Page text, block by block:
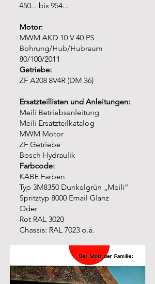
450... bis 954...
Motor:
MWM AKD 10 V 40 PS
Bohrung/Hub/Hubraum
80/100/2011
Getriebe:
ZF A208 8V4R (DM 36)
Ersatzteillisten und Anleitungen:
Meili Betriebsanleitung
Meili Ersatzteilkatalog
MWM Motor
ZF Getriebe
Bosch Hydraulik
Farbcode:
KABE Farben
Typ 3M8350 Dunkelgrün „Meili“
Spritztyp 8000 Email Glanz
Oder
Rot RAL 3020
Chassis: RAL 7023 o.ä.